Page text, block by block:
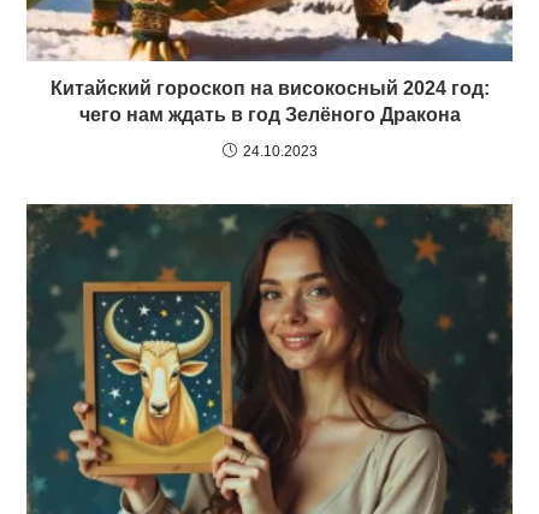
Китайский гороскоп на високосный 2024 год:
чего нам ждать в год Зелёного Дракона
24.10.2023